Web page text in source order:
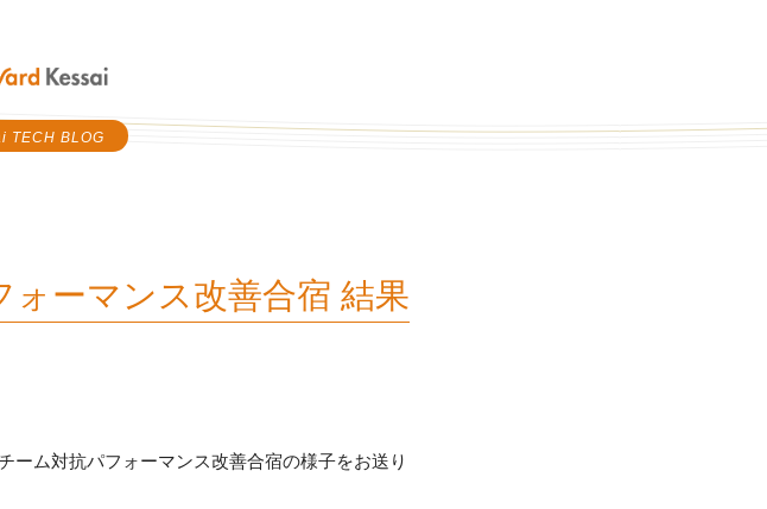
TECH BLOG
ーマンス改善合宿 結果
ーム対抗パフォーマンス改善合宿の様子をお送り